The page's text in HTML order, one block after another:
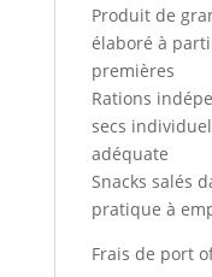
Produit de
élaboré à
premières
Rations
secs
adéquate
Snacks salés
pratique à
Frais de port